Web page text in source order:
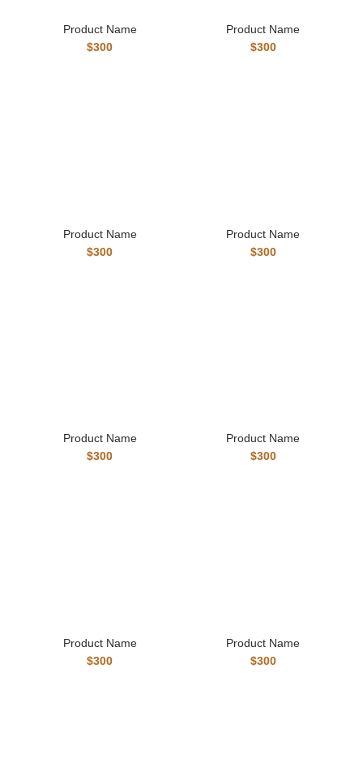
Product Name
$300
Product Name
$300
Product Name
$300
Product Name
$300
Product Name
$300
Product Name
$300
Product Name
$300
Product Name
$300